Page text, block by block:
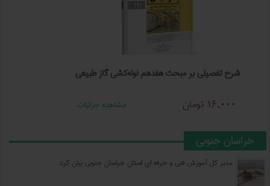
شرح تفصیلی بر مبحث هفدهم لوله‌کشی گاز طبیعی
16,000 تومان مشاهده جزئیات
خراسان جنوبی
مدیر کل آموزش فنی و حرفه‌ ای استان خراسان جنوبی بیان کرد: